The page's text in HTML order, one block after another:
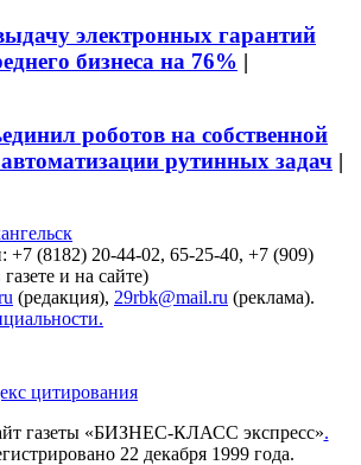
электронных гарантий
бизнеса на 76% |
роботов на собственной
рутинных задач |
+7 (8182) 20-44-02, 65-25-40, +7 (909)
и на сайте)
(редакция), 29rbk@mail.ru (реклама).
газеты «БИЗНЕС-КЛАСС экспресс».
22 декабря 1999 года.